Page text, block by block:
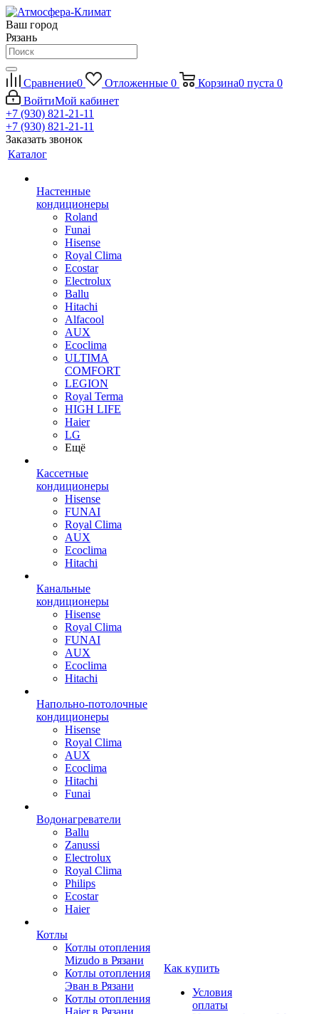
Ваш город
Рязань
Сравнение0 Отложенные 0 Корзина0 пуста 0
ВойтиМой кабинет
+7 (930) 821-21-11
+7 (930) 821-21-11
Заказать звонок
Каталог
Настенные
кондиционеры
Roland
Funai
Hisense
Royal Clima
Ecostar
Electrolux
Ballu
Hitachi
Alfacool
AUX
Ecoclima
ULTIMA
COMFORT
LEGION
Royal Terma
HIGH LIFE
Haier
LG
Ещё
Кассетные
кондиционеры
Hisense
FUNAI
Royal Clima
AUX
Ecoclima
Hitachi
Канальные
кондиционеры
Hisense
Royal Clima
FUNAI
AUX
Ecoclima
Hitachi
Напольно-потолочные
кондиционеры
Hisense
Royal Clima
AUX
Ecoclima
Hitachi
Funai
Водонагреватели
Ballu
Zanussi
Electrolux
Royal Clima
Philips
Ecostar
Haier
Котлы
Котлы отопления
Mizudo в Рязани
Котлы отопления
Эван в Рязани
Котлы отопления
Haier в Рязани
Как купить
Условия
оплаты